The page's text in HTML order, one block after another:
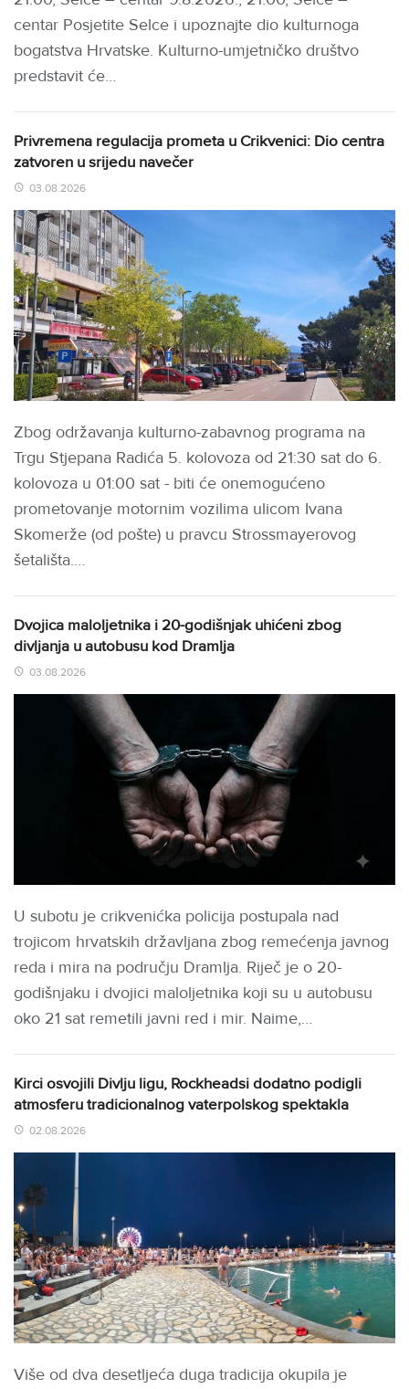
centar Posjetite Selce i upoznajte dio kulturnoga
bogatstva Hrvatske. Kulturno-umjetničko društvo
predstavit će…
Privremena regulacija prometa u Crikvenici: Dio centra
zatvoren u srijedu navečer
03.08.2026
Zbog održavanja kulturno-zabavnog programa na
Trgu Stjepana Radića 5. kolovoza od 21:30 sat do 6.
kolovoza u 01:00 sat - biti će onemogućeno
prometovanje motornim vozilima ulicom Ivana
Skomerže (od pošte) u pravcu Strossmayerovog
šetališta.…
Dvojica maloljetnika i 20-godišnjak uhićeni zbog
divljanja u autobusu kod Dramlja
03.08.2026
U subotu je crikvenićka policija postupala nad
trojicom hrvatskih državljana zbog remećenja javnog
reda i mira na području Dramlja. Riječ je o 20-
godišnjaku i dvojici maloljetnika koji su u autobusu
oko 21 sat remetili javni red i mir. Naime,…
Kirci osvojili Divlju ligu, Rockheadsi dodatno podigli
atmosferu tradicionalnog vaterpolskog spektakla
02.08.2026
Više od dva desetljeća duga tradicija okupila je